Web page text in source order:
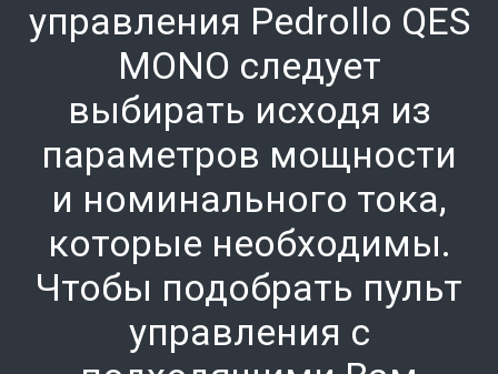
управления Pedrollo QES
MONO следует
выбирать исходя из
параметров мощности
и номинального тока,
которые необходимы.
Чтобы подобрать пульт
управления с